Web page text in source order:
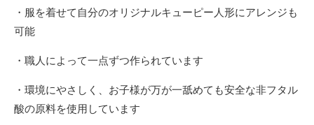
・服を着せて自分のオリジナルキューピー人形にアレンジも
可能
・職人によって一点ずつ作られています
・環境にやさしく、お子様が万が一舐めても安全な非フタル
酸の原料を使用しています